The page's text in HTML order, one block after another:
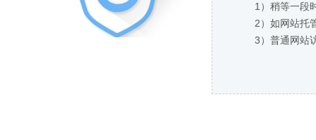
1）稍等一段
2）如网站托
3）普通网站